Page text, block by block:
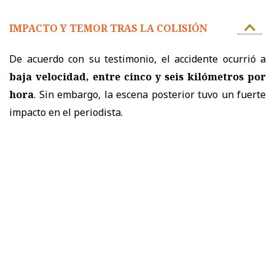
IMPACTO Y TEMOR TRAS LA COLISIÓN
De acuerdo con su testimonio, el accidente ocurrió a
baja velocidad, entre cinco y seis kilómetros por
hora. Sin embargo, la escena posterior tuvo un fuerte
impacto en el periodista.